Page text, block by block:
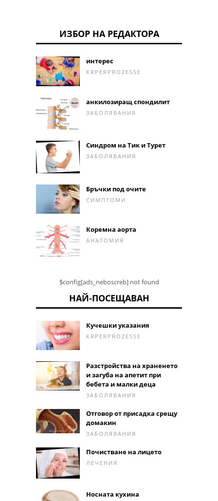
ИЗБОР НА РЕДАКТОРА
интерес
KRPERPROZESSE
анкилозиращ спондилит
ЗАБОЛЯВАНИЯ
Синдром на Тик и Турет
ЗАБОЛЯВАНИЯ
Бръчки под очите
СИМПТОМИ
Коремна аорта
АНАТОМИЯ
$config[ads_neboscreb] not found
НАЙ-ПОСЕЩАВАН
Кучешки указания
KRPERPROZESSE
Разстройства на храненето
и загуба на апетит при
бебета и малки деца
ЗАБОЛЯВАНИЯ
Отговор от присадка срещу
домакин
ЗАБОЛЯВАНИЯ
Почистване на лицето
ЛЕЧЕНИЯ
Носната кухина